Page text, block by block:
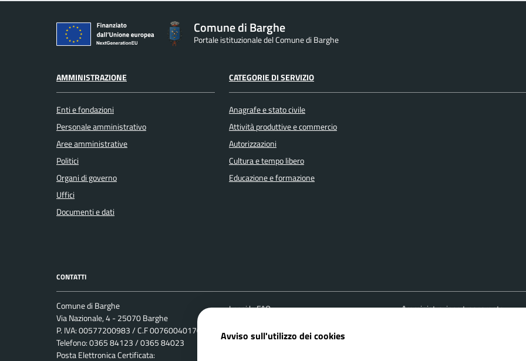
Comune di Barghe
Portale istituzionale del Comune di Barghe
AMMINISTRAZIONE
Enti e fondazioni
Personale amministrativo
Aree amministrative
Politici
Organi di governo
Uffici
Documenti e dati
CATEGORIE DI SERVIZIO
Anagrafe e stato civile
Attività produttive e commercio
Autorizzazioni
Cultura e tempo libero
Educazione e formazione
CONTATTI
Comune di Barghe
Via Nazionale, 4 - 25070 Barghe
P. IVA: 00577200983 / C.F 00760040170
Telefono: 0365 84123 / 0365 84023
Posta Elettronica Certificata:
Leggi le FAQ
Segnalazione disservizio
Amministrazione trasparente
Avviso sull'utilizzo dei cookies